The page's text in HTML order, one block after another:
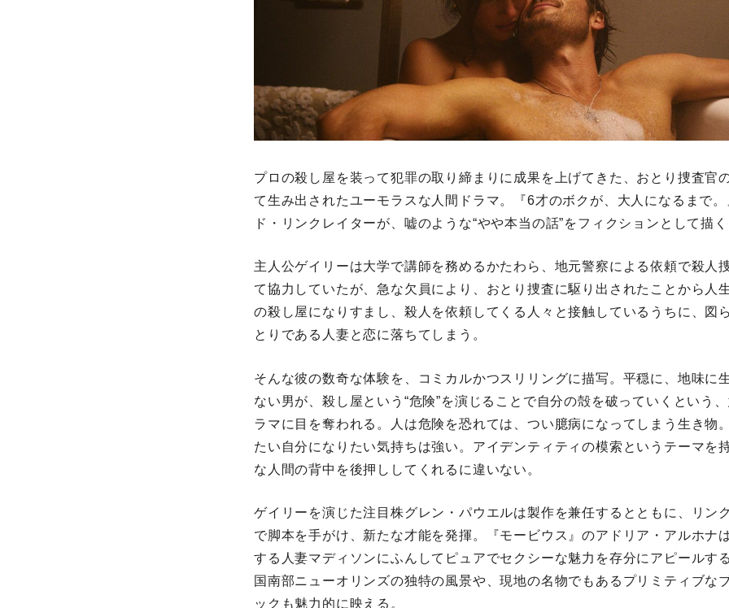
プロの殺し屋を装って犯罪の取り締まりに成果を上げてきた、おとり捜査官
て生み出されたユーモラスな人間ドラマ。『6才のボクが、大人になるまで
ド・リンクレイターが、嘘のような“やや本当の話”をフィクションとして描く
主人公ゲイリーは大学で講師を務めるかたわら、地元警察による依頼で殺人
て協力していたが、急な欠員により、おとり捜査に駆り出されたことから
の殺し屋になりすまし、殺人を依頼してくる人々と接触しているうちに、図
とりである人妻と恋に落ちてしまう。
そんな彼の数奇な体験を、コミカルかつスリリングに描写。平穏に、地味に
ない男が、殺し屋という“危険”を演じることで自分の殻を破っていくという
ラマに目を奪われる。人は危険を恐れては、つい臆病になってしまう生き物
たい自分になりたい気持ちは強い。アイデンティティの模索というテーマを
な人間の背中を後押ししてくれるに違いない。
ゲイリーを演じた注目株グレン・パウエルは製作を兼任するとともに、リン
で脚本を手がけ、新たな才能を発揮。『モービウス』のアドリア・アルホナ
する人妻マディソンにふんしてピュアでセクシーな魅力を存分にアピールす
国南部ニューオリンズの独特の風景や、現地の名物でもあるプリミティブな
ックも魅力的に映える。